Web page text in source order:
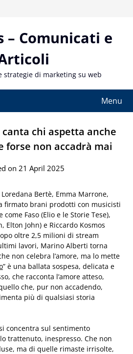
– Comunicati e
strategie di marketing su web
Menu
chi aspetta anche
forse non accadrà mai
on 21 April 2025
Bertè, Emma Marrone,
firmato brani prodotti con musicisti
Faso (Elio e le Storie Tese),
Elton John) e Riccardo Kosmos
oltre 2,5 milioni di stream
lavori, Marino Alberti torna
non celebra l’amore, ma lo mette
” è una ballata sospesa, delicata e
che racconta l’amore atteso,
che, pur non accadendo,
più di qualsiasi storia
concentra sul sentimento
trattenuto, inespresso. Che non
ma di quelle rimaste irrisolte,